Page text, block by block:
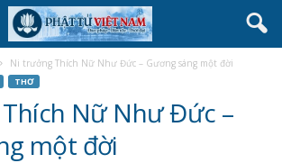
Ni trưởng Thích Nữ Như Đức – Gương sáng một đời
THƠ
Nữ Như Đức –
một đời